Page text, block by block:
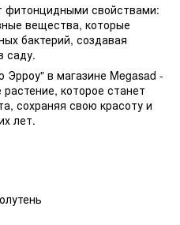
фитонцидными свойствами:
вещества, которые
бактерий, создавая
саду.
в магазине Megasad -
которое станет
сохраняя свою красоту и
лет.